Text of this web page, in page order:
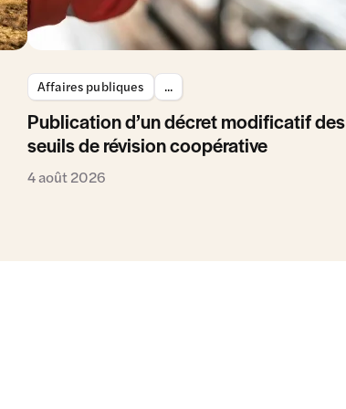
Affaires publiques ...
Publication d’un décret modificatif des
seuils de révision coopérative
4 août 2026